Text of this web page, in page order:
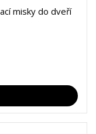
misky do dveří